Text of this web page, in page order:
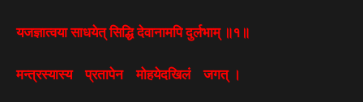
यजज्ञात्वया साधयेत् सिद्धि देवानामपि दुर्लभाम् ॥१॥
मन्त्रस्यास्य प्रतापेन मोहयेदखिलं जगत् ।